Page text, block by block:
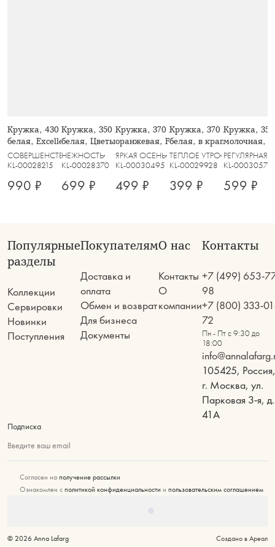
Кружка, 430 мл, 2 шт, фарфор F,
белая, Excellence
СОВЕРШЕНСТВО
KL-00028215
990 ₽
Кружка, 350 мл, 2 шт, фарфор P,
белая, Цветы и листья, Florance
НЕЖНОСТЬ
KL-00028370
699 ₽
Кружка, 370 мл, фарфор N,
оранжевая, Fall stories, Autumn
ЯРКАЯ ОСЕНЬ
KL-00030495
499 ₽
Кружка, 370 мл, 2 шт,
белая, в крапинку,
ТЕПЛОЕ УТРО
KL-00029928
399 ₽
Кружка,
молочная,
РЕГУЛЯРНАЯ
KL-00030579
599 ₽
Популярные
разделы
Коллекции
Сервировки
Новинки
Поступления
Покупателям
Доставка и
оплата
Обмен и возврат
Для бизнеса
Документы
О нас
Контакты
О
компании
Контакты
+7 (499) 653-
98
+7 (800) 333-
72
Пн - Пт с 9:30 до
18:00
105425, Россия,
г. Москва, ул.
Парковая 3-я, д.
41А
Подписка
Введите ваш email
Согласен на получение рассылки
Ознакомлен с политикой конфиденциальности и пользовательским соглашением
© 2026 Anna Lafarg Создано в Ареал